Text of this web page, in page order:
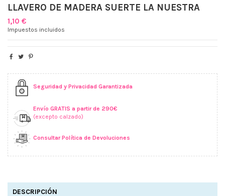
LLAVERO DE MADERA SUERTE LA NUESTRA
1,10 €
Impuestos incluidos
Seguridad y Privacidad Garantizada
Envío GRATIS a partir de 290€
(excepto calzado)
Consultar Política de Devoluciones
DESCRIPCIÓN